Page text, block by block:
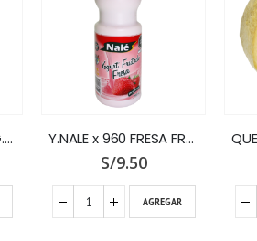
Y.NALE x 960 FRESA FRUTADO QUESO PAMPACOLCA PARIA x GR.
28.00 Kg.
AGREGAR